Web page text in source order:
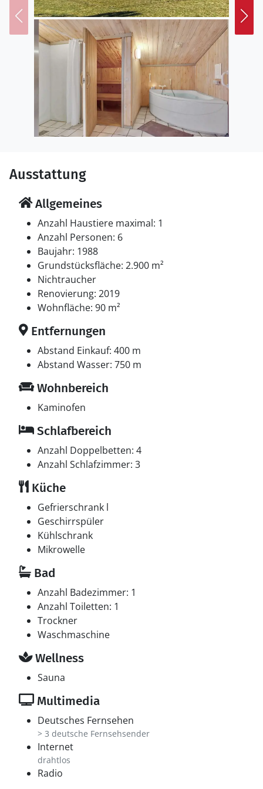
Parkplatz auf dem Grundstück.
Einrichtung
Das Ferienhaus eignet sich für 6 Personen. Die
Ferienunterkunft hat eine Wohnfläche von 90 m² und
wurde 1988 gebaut. 2019 wurde die Ferienunterkunft
teilweise renoviert. Es ist erlaubt 1 Haustier
mitzubringen. Die Ferienunterkunft ist mit
energiesparender Wärmepumpe ausgestattet. Die
Ferienunterkunft ist mit Waschmaschine ausgestattet.
Nutzinhalt. Es gibt außerdem einen Kaminofen. Für die
jüngsten Feriengäste ist 1 Kinderhochstuhl vorhanden.
Schlafverhältnisse
Die Schlafplätze verteilen sich auf 3 Schlafräume. 4
Schlafplätze in Doppelbetten.2 Schlafplätze in
elektrisch verstellbaren Betten.
Multimedien
In der Ferienunterkunft gibt es einen Fernseher. 1
Smart-TV. 2 Apple-TV. Radio. Mindestens 4 dänische
Fernsehsender. Mindestens 4 deutsche
Fernsehsender. Es steht kabellose Internetverbindung
zur Verfügung.
Entspannen Sie sich im Innen-Durchlauf-Whirlpool für
2 Personen.
Ausstattung
Allgemeines
Anzahl Haustiere maximal: 1
Anzahl Personen: 6
Baujahr: 1988
Grundstücksfläche: 2.900 m²
Nichtraucher
Renovierung: 2019
Wohnfläche: 90 m²
Entfernungen
Abstand Einkauf: 400 m
Abstand Wasser: 750 m
Wohnbereich
Kaminofen
Schlafbereich
Anzahl Doppelbetten: 4
Anzahl Schlafzimmer: 3
Küche
Gefrierschrank l
Geschirrspüler
Kühlschrank
Mikrowelle
Bad
Anzahl Badezimmer: 1
Anzahl Toiletten: 1
Trockner
Waschmaschine
Wellness
Sauna
Multimedia
Deutsches Fernsehen
> 3 deutsche Fernsehsender
Internet
drahtlos
Radio